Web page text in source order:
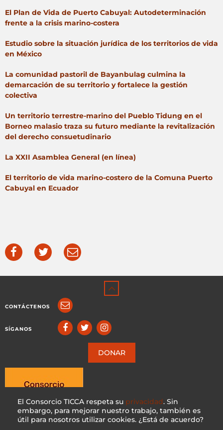
El Consorcio TICCA respeta su privacidad. Sin
embargo, para mejorar nuestro trabajo, también es
útil para nosotros utilizar cookies. ¿Está de acuerdo?
El Plan de Vida de Puerto Cabuyal: Autodeterminación
frente a la crisis marino-costera
Estudio sobre la situación jurídica de los territorios de vida
en México
La comunidad pastoril de Bayanbulag culmina la
demarcación de su territorio y fortalece la gestión
colectiva
Un territorio terrestre-marino del Pueblo Tidung en el
Borneo malasio traza su futuro mediante la revitalización
del derecho consuetudinario
La XXII Asamblea General (en línea)
El territorio de vida marino-costero de la Comuna Puerto
Cabuyal en Ecuador
CONTÁCTENOS
SÍGANOS
DONAR